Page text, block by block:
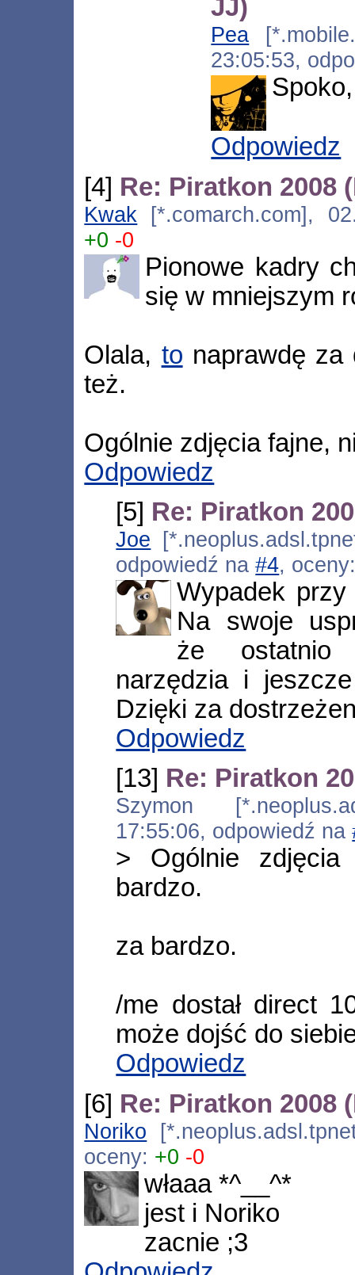
JJ)
Pea
23:05:53,
Odpowiedz
[4] Re: Piratkon 2008
Kwak [*.comarch.com],
+0 -0
Pionowe kadry
się w mniejszym
Olala, to naprawdę
też.
Ogólnie zdjęcia fajne,
Odpowiedz
[5] Re: Piratkon
Joe
odpowiedź na#4,
Wypadek przy
Na swoje
że ostatnio
narzędzia i
Dzięki za
Odpowiedz
[13] Re: Piratkon
Szymon
17:55:06, odpowiedź na
> Ogólnie zdjęcia
bardzo.
za bardzo.
/me dostał direct
może dojść do
Odpowiedz
[6] Re: Piratkon 2008
Noriko
oceny: +0 -0
właaa *^__^*
jest i Noriko
zacnie ;3